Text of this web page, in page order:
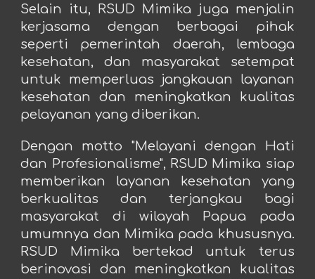
Selain itu, RSUD Mimika juga menjalin
kerjasama dengan berbagai pihak
seperti pemerintah daerah, lembaga
kesehatan, dan masyarakat setempat
untuk memperluas jangkauan layanan
kesehatan dan meningkatkan kualitas
pelayanan yang diberikan.
Dengan motto "Melayani dengan Hati
dan Profesionalisme", RSUD Mimika siap
memberikan layanan kesehatan yang
berkualitas dan terjangkau bagi
masyarakat di wilayah Papua pada
umumnya dan Mimika pada khususnya.
RSUD Mimika bertekad untuk terus
berinovasi dan meningkatkan kualitas